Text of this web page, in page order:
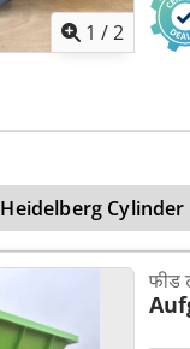
1 /2
Heidelberg Cylinder
फीड